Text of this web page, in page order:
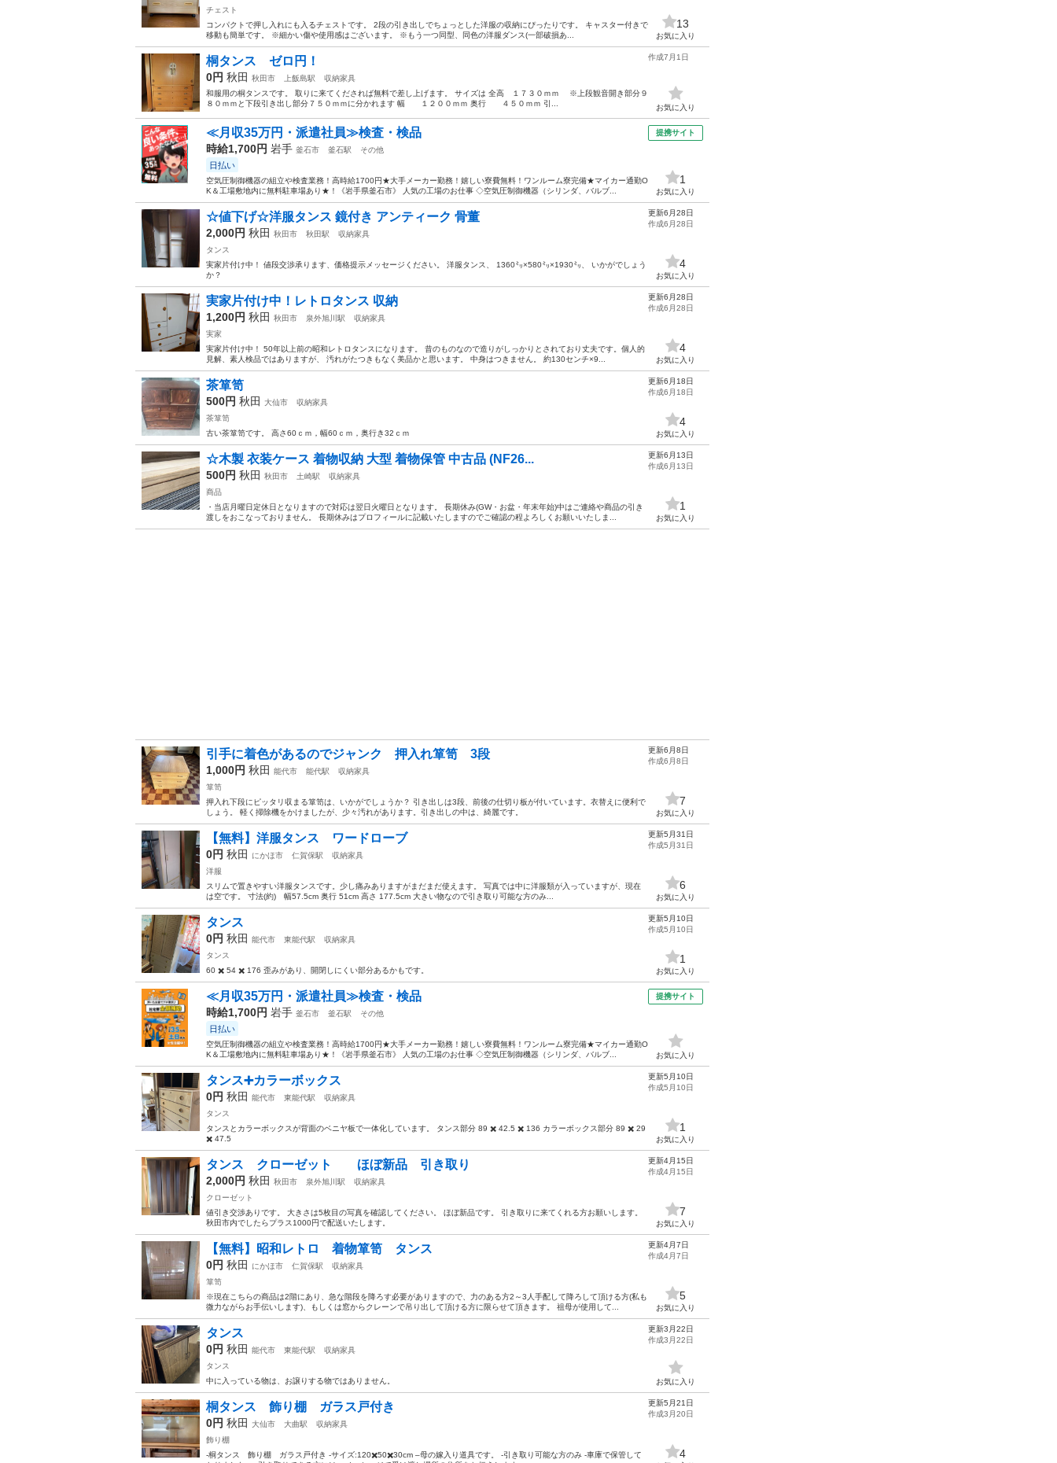
チェスト
コンパクトで押し入れにも入るチェストです。 2段の引き出しでちょっとした洋服の収納にぴったりです。 キャスター付きで
移動も簡単です。 ※細かい傷や使用感はございます。 ※もう一つ同型、同色の洋服ダンス(一部破損あ...
13
お気に入り
桐タンス ゼロ円！
0円 秋田 秋田市 上飯島駅
収納家具
和服用の桐タンスです。 取りに来てくだされば無料で差し上げます。 サイズは 全高 １７３０ｍｍ ※上段観音開き部分９
８０ｍｍと下段引き出し部分７５０ｍｍに分かれます 幅 １２００ｍｍ 奥行 ４５０ｍｍ 引...
作成7月1日
お気に入り
≪月収35万円・派遣社員≫検査・検品
時給1,700円 岩手 釜石市 釜石駅 その他
日払い
空気圧制御機器の組立や検査業務！高時給1700円★大手メーカー勤務！嬉しい寮費無料！ワンルーム寮完備★マイカー通勤O
K＆工場敷地内に無料駐車場あり★！《岩手県釜石市》 人気の工場のお仕事 ◇空気圧制御機器（シリンダ、バルブ...
提携サイト
1
お気に入り
☆値下げ☆洋服タンス 鏡付き アンティーク 骨董
2,000円 秋田 秋田市 秋田駅
収納家具
タンス
実家片付け中！ 値段交渉承ります、価格提示メッセージください。 洋服タンス、 1360㍉×580㍉×1930㍉、 いかがでしょう
か？
更新6月28日
作成6月28日
4
お気に入り
実家片付け中！レトロタンス 収納
1,200円 秋田 秋田市 泉外旭川駅
収納家具
実家
実家片付け中！ 50年以上前の昭和レトロタンスになります。 昔のものなので造りがしっかりとされており丈夫です。個人的
見解、素人検品ではありますが、 汚れがたつきもなく美品かと思います。 中身はつきません。 約130センチ×9...
更新6月28日
作成6月28日
4
お気に入り
茶箪笥
500円 秋田 大仙市
収納家具
茶箪笥
古い茶箪笥です。 高さ60ｃｍ，幅60ｃｍ，奥行き32ｃｍ
更新6月18日
作成6月18日
4
お気に入り
☆木製 衣装ケース 着物収納 大型 着物保管 中古品 (NF26...
500円 秋田 秋田市 土崎駅
収納家具
商品
・当店月曜日定休日となりますので対応は翌日火曜日となります。 長期休み(GW・お盆・年末年始)中はご連絡や商品の引き
渡しをおこなっておりません。 長期休みはプロフィールに記載いたしますのでご確認の程よろしくお願いいたしま...
更新6月13日
作成6月13日
1
お気に入り
引手に着色があるのでジャンク 押入れ箪笥 3段
1,000円 秋田 能代市 能代駅
収納家具
箪笥
押入れ下段にピッタリ収まる箪笥は、いかがでしょうか？ 引き出しは3段、前後の仕切り板が付いています。衣替えに便利で
しょう。 軽く掃除機をかけましたが、少々汚れがあります。引き出しの中は、綺麗です。
更新6月8日
作成6月8日
7
お気に入り
【無料】洋服タンス ワードローブ
0円 秋田 にかほ市 仁賀保駅
収納家具
洋服
スリムで置きやすい洋服タンスです。少し痛みありますがまだまだ使えます。 写真では中に洋服類が入っていますが、現在
は空です。 寸法(約) 幅57.5cm 奥行 51cm 高さ 177.5cm 大きい物なので引き取り可能な方のみ...
更新5月31日
作成5月31日
6
お気に入り
タンス
0円 秋田 能代市 東能代駅
収納家具
タンス
60 ✖️ 54 ✖️ 176 歪みがあり、開閉しにくい部分あるかもです。
更新5月10日
作成5月10日
1
お気に入り
≪月収35万円・派遣社員≫検査・検品
時給1,700円 岩手 釜石市 釜石駅 その他
日払い
空気圧制御機器の組立や検査業務！高時給1700円★大手メーカー勤務！嬉しい寮費無料！ワンルーム寮完備★マイカー通勤O
K＆工場敷地内に無料駐車場あり★！《岩手県釜石市》 人気の工場のお仕事 ◇空気圧制御機器（シリンダ、バルブ...
提携サイト
お気に入り
タンス➕カラーボックス
0円 秋田 能代市 東能代駅
収納家具
タンス
タンスとカラーボックスが背面のベニヤ板で一体化しています。 タンス部分 89 ✖️ 42.5 ✖️ 136 カラーボックス部分 89 ✖️ 29
✖️ 47.5
更新5月10日
作成5月10日
1
お気に入り
タンス クローゼット ほぼ新品 引き取り
2,000円 秋田 秋田市 泉外旭川駅
収納家具
クローゼット
値引き交渉ありです。 大きさは5枚目の写真を確認してください。 ほぼ新品です。 引き取りに来てくれる方お願いします。
秋田市内でしたらプラス1000円で配送いたします。
更新4月15日
作成4月15日
7
お気に入り
【無料】昭和レトロ 着物箪笥 タンス
0円 秋田 にかほ市 仁賀保駅
収納家具
箪笥
※現在こちらの商品は2階にあり、急な階段を降ろす必要がありますので、力のある方2～3人手配して降ろして頂ける方(私も
微力ながらお手伝いします)、もしくは窓からクレーンで吊り出して頂ける方に限らせて頂きます。 祖母が使用して...
更新4月7日
作成4月7日
5
お気に入り
タンス
0円 秋田 能代市 東能代駅
収納家具
タンス
中に入っている物は、お譲りする物ではありません。
更新3月22日
作成3月22日
お気に入り
桐タンス 飾り棚 ガラス戸付き
0円 秋田 大仙市 大曲駅
収納家具
飾り棚
-桐タンス 飾り棚 ガラス戸付き -サイズ:120✖️50✖️30cm –母の嫁入り道具です。 -引き取り可能な方のみ -車庫で保管して
更新5月21日
作成3月20日
4